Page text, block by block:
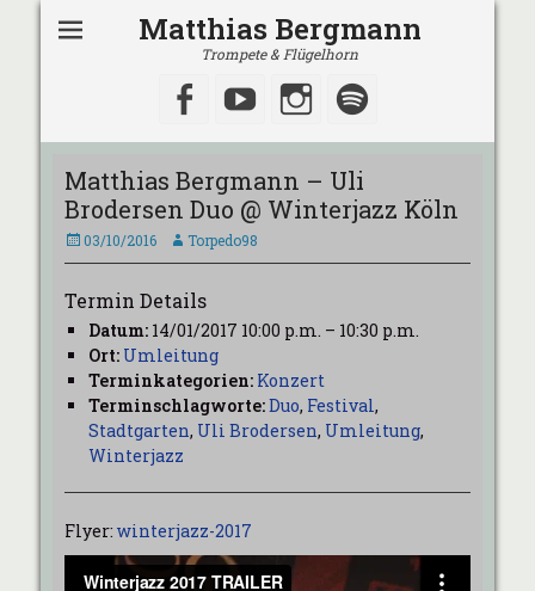
Matthias Bergmann
Trompete & Flügelhorn
Facebook
YouTubeInstagram
Matthias Bergmann – Uli
Brodersen Duo @ Winterjazz Köln
Veröffentlicht
am
03/10/2016 AutorTorpedo98
Termin Details
Datum: 14/01/2017 10:00 p.m. – 10:30 p.m.
Ort: Umleitung
Terminkategorien: Konzert
Terminschlagworte:Duo, Festival,
Stadtgarten, Uli Brodersen, Umleitung,
Winterjazz
Flyer: winterjazz-2017